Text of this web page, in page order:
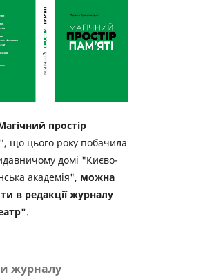
простір
що цього року побачила
домі "Києво-
академія", можна
в редакції журналу
.
журналу